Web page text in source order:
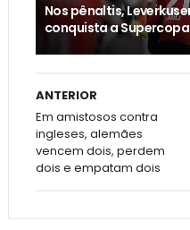
Nos pênaltis,
conquista a
ANTERIOR
Em amistosos contra
ingleses, alemães
vencem dois, perdem
dois e empatam dois